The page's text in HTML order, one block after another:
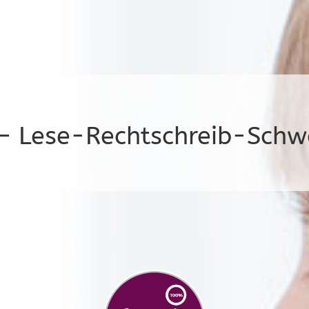
Lese-Rechtschreib-